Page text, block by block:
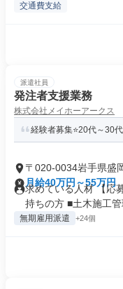
交通費支給
派遣社員
発注者支援業務
株式会社メイホーアークス
経験者募集⭐20代～30
〒020-0034岩手県盛
月給40万円～55万円
求めている人材 【応
持ちの方 ■土木施工管
無期雇用派遣 +24個